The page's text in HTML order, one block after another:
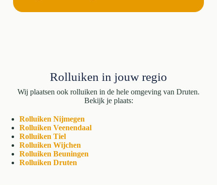
Rolluiken in jouw regio
Wij plaatsen ook rolluiken in de hele omgeving van Druten.
Bekijk je plaats:
Rolluiken Nijmegen
Rolluiken Veenendaal
Rolluiken Tiel
Rolluiken Wijchen
Rolluiken Beuningen
Rolluiken Druten